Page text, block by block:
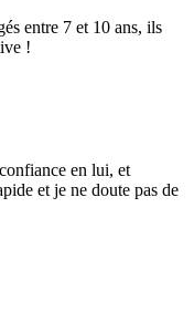
entre 7 et 10 ans, ils
!
en lui, et
et je ne doute pas de